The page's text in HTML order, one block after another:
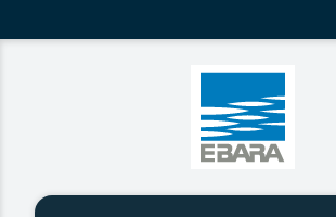
Ebara Česko
Ebara - japonské čerpadlá